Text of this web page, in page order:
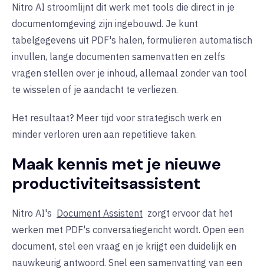
Nitro AI stroomlijnt dit werk met tools die direct in je
documentomgeving zijn ingebouwd. Je kunt
tabelgegevens uit PDF's halen, formulieren automatisch
invullen, lange documenten samenvatten en zelfs
vragen stellen over je inhoud, allemaal zonder van tool
te wisselen of je aandacht te verliezen.
Het resultaat? Meer tijd voor strategisch werk en
minder verloren uren aan repetitieve taken.
Maak kennis met je nieuwe
productiviteitsassistent
Nitro AI's Document Assistent zorgt ervoor dat het
werken met PDF's conversatiegericht wordt. Open een
document, stel een vraag en je krijgt een duidelijk en
nauwkeurig antwoord. Snel een samenvatting van een